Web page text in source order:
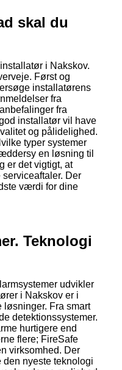
skal du
i Nakskov.
Først og
installatørens
fra
fra
installatør vil have
og pålidelighed.
typer systemer
en løsning til
er det vigtigt, at
Der
værdi for dine
Teknologi
udvikler
i Nakskov er i
løsninger. Fra smart
detektionssystemer.
hurtigere end
flere; FireSafe
virksomhed. Der
den nyeste teknologi